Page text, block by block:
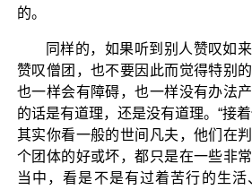
的。
同样的，如果听到别人赞叹如
赞叹僧团，也不要因此而觉得特别
也一样会有障碍，也一样没有办法
的话是有道理，还是没有道理。“接着
其实你看一般的世间凡夫，他们在
个团体的好或坏，都只是在一些非
当中，看是不是有过着苦行的生